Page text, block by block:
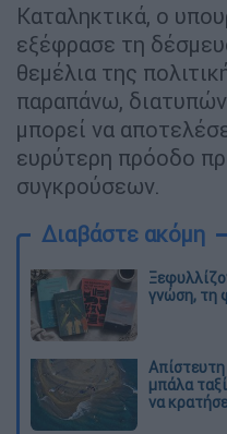
Καταληκτικά, ο
εξέφρασε τη
θεμέλια της
παραπάνω,
μπορεί να
ευρύτερη πρόοδο
συγκρούσεων.
Διαβάστε ακόμη
γνώση, τη
μπάλα
να